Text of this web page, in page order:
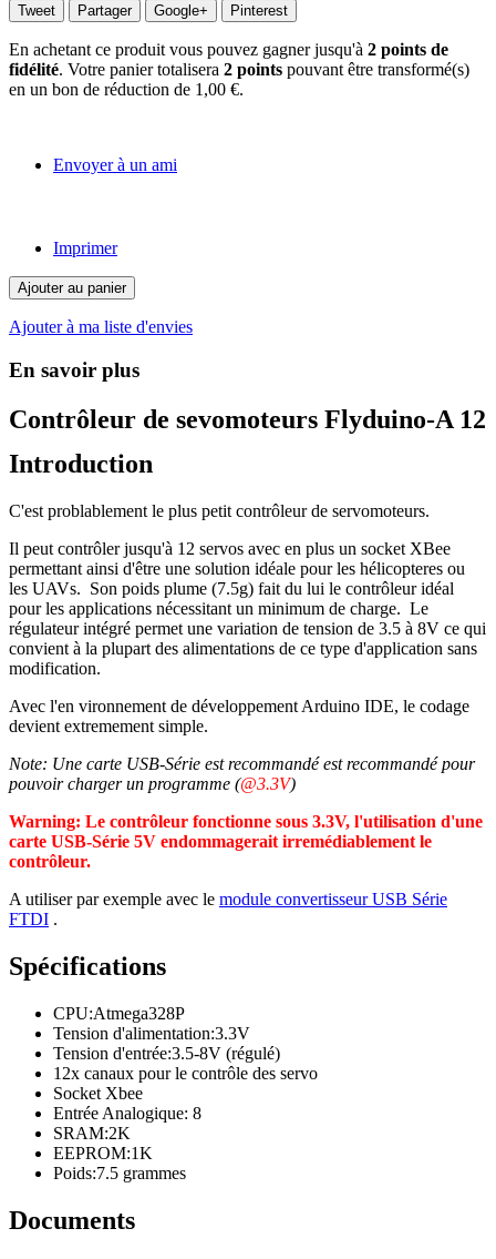
Tweet Partager Google+ Pinterest
En achetant ce produit vous pouvez gagner jusqu'à 2 points de
fidélité. Votre panier totalisera 2 points pouvant être transformé(s)
en un bon de réduction de 1,00 €.
Envoyer à un ami
Imprimer
Ajouter au panier
Ajouter à ma liste d'envies
En savoir plus
Contrôleur de sevomoteurs Flyduino-A 12
Introduction
C'est problablement le plus petit contrôleur de servomoteurs.
Il peut contrôler jusqu'à 12 servos avec en plus un socket XBee
permettant ainsi d'être une solution idéale pour les hélicopteres ou
les UAVs. Son poids plume (7.5g) fait du lui le contrôleur idéal
pour les applications nécessitant un minimum de charge. Le
régulateur intégré permet une variation de tension de 3.5 à 8V ce qui
convient à la plupart des alimentations de ce type d'application sans
modification.
Avec l'en vironnement de développement Arduino IDE, le codage
devient extremement simple.
Note: Une carte USB-Série est recommandé est recommandé pour
pouvoir charger un programme (@3.3V)
Warning: Le contrôleur fonctionne sous 3.3V, l'utilisation d'une
carte USB-Série 5V endommagerait irremédiablement le
contrôleur.
A utiliser par exemple avec le module convertisseur USB Série
FTDI .
Spécifications
CPU:Atmega328P
Tension d'alimentation:3.3V
Tension d'entrée:3.5-8V (régulé)
12x canaux pour le contrôle des servo
Socket Xbee
Entrée Analogique: 8
SRAM:2K
EEPROM:1K
Poids:7.5 grammes
Documents